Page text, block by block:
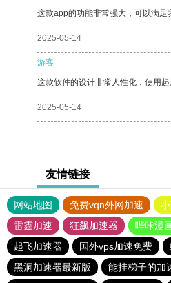
这款app的功能非常强大，可以满足
2025-05-14
游客
这款软件的设计非常人性化，使用起
2025-05-14
友情链接
网站地图 免费vqn外网加速
雷霆加速
狂飙加速器 哔咔漫
起飞加速器
国外vps加速免费
黑洞加速器最新版
能挂梯子的加